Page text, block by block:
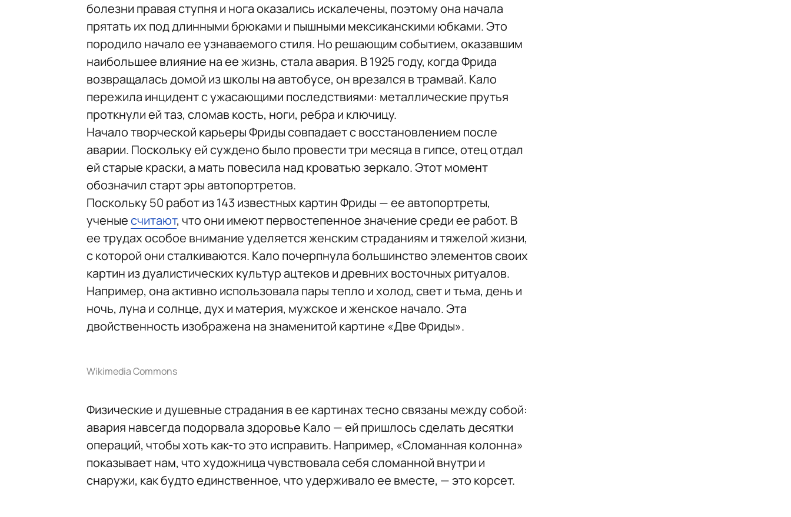
болезни правая ступня и нога оказались искалечены, поэтому она начала
прятать их под длинными брюками и пышными мексиканскими юбками. Это
породило начало ее узнаваемого стиля. Но решающим событием, оказавшим
наибольшее влияние на ее жизнь, стала авария. В 1925 году, когда Фрида
возвращалась домой из школы на автобусе, он врезался в трамвай. Кало
пережила инцидент с ужасающими последствиями: металлические прутья
проткнули ей таз, сломав кость, ноги, ребра и ключицу.
Начало творческой карьеры Фриды совпадает с восстановлением после
аварии. Поскольку ей суждено было провести три месяца в гипсе, отец отдал
ей старые краски, а мать повесила над кроватью зеркало. Этот момент
обозначил старт эры автопортретов.
Поскольку 50 работ из 143 известных картин Фриды — ее автопортреты,
ученыесчитают, что они имеют первостепенное значение среди ее работ. В
ее трудах особое внимание уделяется женским страданиям и тяжелой жизни,
с которой они сталкиваются. Кало почерпнула большинство элементов своих
картин из дуалистических культур ацтеков и древних восточных ритуалов.
Например, она активно использовала пары тепло и холод, свет и тьма, день и
ночь, луна и солнце, дух и материя, мужское и женское начало. Эта
двойственность изображена на знаменитой картине «Две Фриды».
Wikimedia Commons
Физические и душевные страдания в ее картинах тесно связаны между собой:
авария навсегда подорвала здоровье Кало — ей пришлось сделать десятки
операций, чтобы хоть как-то это исправить. Например, «Сломанная колонна»
показывает нам, что художница чувствовала себя сломанной внутри и
снаружи, как будто единственное, что удерживало ее вместе, — это корсет.